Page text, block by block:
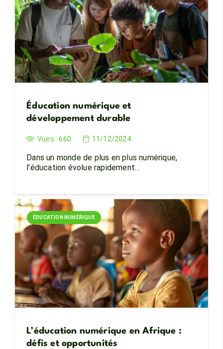
Éducation numérique et
développement durable
Vues :660 11/12/2024
Dans un monde de plus en plus numérique,
l’éducation évolue rapidement…
ÉDUCATION NUMÉRIQUE
L’éducation numérique en Afrique :
défis et opportunités